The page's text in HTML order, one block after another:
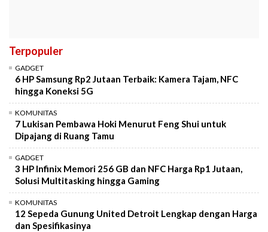
Terpopuler
GADGET
6 HP Samsung Rp2 Jutaan Terbaik: Kamera Tajam, NFC
hingga Koneksi 5G
KOMUNITAS
7 Lukisan Pembawa Hoki Menurut Feng Shui untuk
Dipajang di Ruang Tamu
GADGET
3 HP Infinix Memori 256 GB dan NFC Harga Rp1 Jutaan,
Solusi Multitasking hingga Gaming
KOMUNITAS
12 Sepeda Gunung United Detroit Lengkap dengan Harga
dan Spesifikasinya